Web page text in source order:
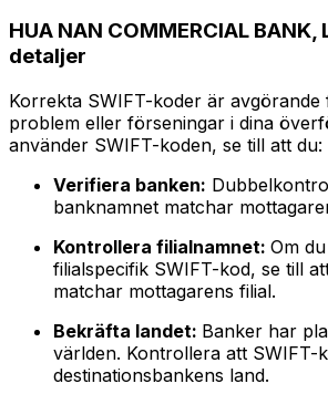
HUA NAN COMMERCIAL BANK,
detaljer
Korrekta SWIFT-koder är
problem eller förseningar i dina
använder SWIFT-koden, se till att du:
Verifiera banken:
banknamnet matchar
Kontrollera filialnamnet: Om
filialspecifik SWIFT-kod, se till
matchar mottagarens filial.
Bekräfta landet: Banker har
världen. Kontrollera att SWIFT-
destinationsbankens land.